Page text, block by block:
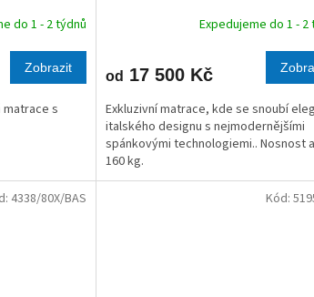
R
M
A
do 1 - 2 týdnů
Zobrazit
s
Expedujeme do 1 - 2
od 17 500 Kč
Exkluzivní matrace, kde se snoubí
italského designu s nejmodernějšími
spánkovými technologiemi.. Nosnost
160 kg.
4338/80X/BAS Kód: